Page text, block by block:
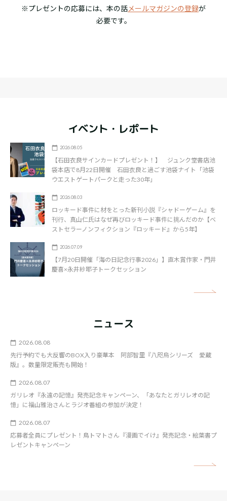
※プレゼントの応募には、本の話メールマガジンの登録が
必要です。
イベント・レポート
2026.08.05
【石田衣良サインカードプレゼント！】 ジュンク堂書店池
袋本店で8月22日開催 石田衣良と過ごす池袋ナイト「池袋
ウエストゲートパークと走った30年」
2026.08.03
ロッキード事件に材をとった新刊小説『シャドーゲーム』を
刊行、真山仁氏はなぜ再びロッキード事件に挑んだのか【ベ
ストセラーノンフィクション『ロッキード』から5年】
2026.07.09
【7月20日開催「海の日記念行事2026」】直木賞作家・門井
慶喜×永井紗耶子トークセッション
ニュース
2026.08.08
先行予約でも大反響のBOX入り豪華本 阿部智里『八咫烏シリーズ 愛蔵
版』。数量限定販売も開始！
2026.08.07
ガリレオ『永遠の記憶』発売記念キャンペーン、「あなたとガリレオの記
憶」に福山雅治さんとラジオ番組の参加が決定！
2026.08.07
応募者全員にプレゼント！鳥トマトさん『漫画でイけ』発売記念・絵葉書プ
レゼントキャンペーン